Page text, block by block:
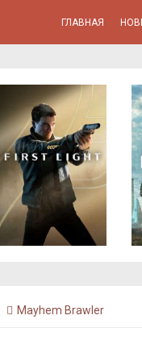
ГЛАВНАЯ
Mayhem Brawler